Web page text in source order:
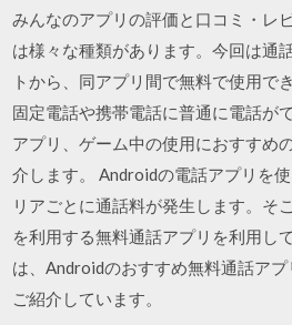
みんなのアプリの評価と口コミ・レ
は様々な種類があります。今回は通
トから、同アプリ間で無料で使用で
固定電話や携帯電話に普通に電話が
アプリ、ゲーム中の使用におすすめ
介します。 Androidの電話アプリを
リアごとに通話料が発生します。そ
を利用する無料通話アプリを利用し
は、Androidのおすすめ無料通話ア
ご紹介しています。